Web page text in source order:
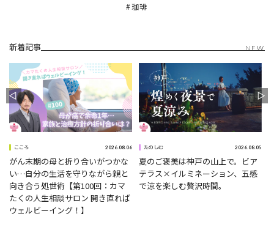
珈琲
新着記事 NEW
こころ 2026.08.06
がん末期の母と折り合いがつかな
い…自分の生活を守りながら親と
向き合う処世術【第100回：カマ
たくの人生相談サロン 開き直れば
ウェルビーイング！】
たのしむ 2026.08.05
夏のご褒美は神戸の山上で。ビア
テラス×イルミネーション、五感
で涼を楽しむ贅沢時間。